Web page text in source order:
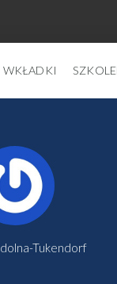
WKŁADKI
Tukendorf